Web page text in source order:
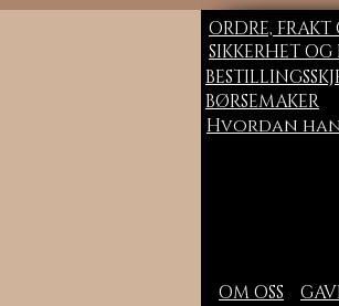
ORDRE, FRAKT
SIKKERHET OG
BØRSEMAKER
Hvordan
OM OSS